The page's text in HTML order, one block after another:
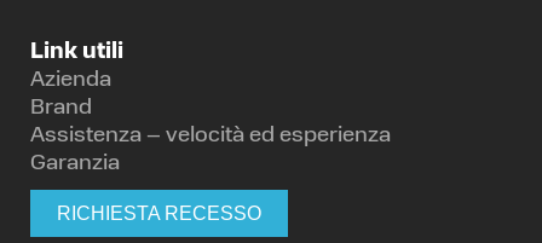
Link utili
Azienda
Brand
Assistenza – velocità ed esperienza
Garanzia
RICHIESTA RECESSO